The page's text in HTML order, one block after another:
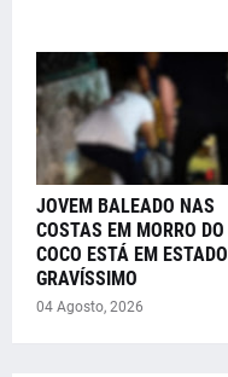
JOVEM BALEADO NAS
COSTAS EM MORRO DO
COCO ESTÁ EM ESTADO
GRAVÍSSIMO
04 Agosto, 2026